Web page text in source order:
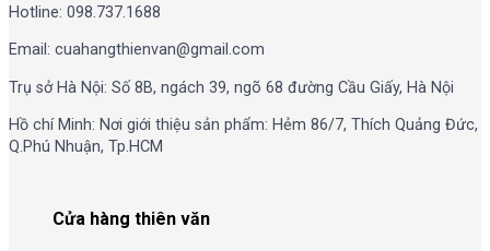
Hotline: 098.737.1688
Email: cuahangthienvan@gmail.com
Trụ sở Hà Nội: Số 8B, ngách 39, ngõ 68 đường Cầu Giấy, Hà Nội
Hồ chí Minh: Nơi giới thiệu sản phẩm: Hẻm 86/7, Thích Quảng Đức,
Q.Phú Nhuận, Tp.HCM
Cửa hàng thiên văn